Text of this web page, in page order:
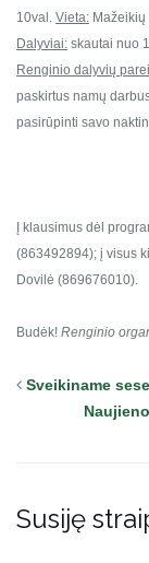
10val. Vieta: Mažeikių
Dalyviai: skautai nuo
Renginio dalyvių
paskirtus namų
pasirūpinti savo
Į klausimus dėl
(863492894); į visus
Dovilė (869676010).
Budėk! Renginio
Sveikiname
Susiję